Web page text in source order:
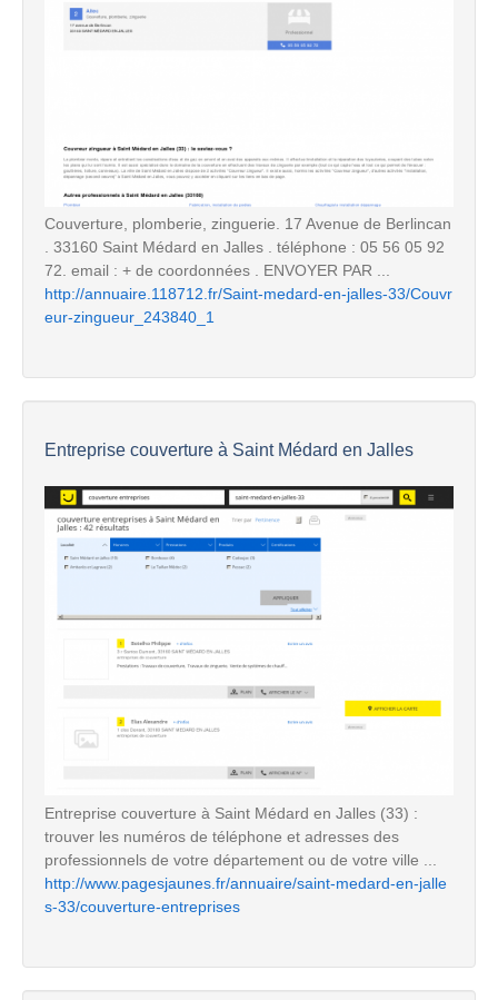
Couverture, plomberie, zinguerie. 17 Avenue de Berlincan
. 33160 Saint Médard en Jalles . téléphone : 05 56 05 92
72. email : + de coordonnées . ENVOYER PAR ...
http://annuaire.118712.fr/Saint-medard-en-jalles-33/Couvr
eur-zingueur_243840_1
Entreprise couverture à Saint Médard en Jalles
Entreprise couverture à Saint Médard en Jalles (33) :
trouver les numéros de téléphone et adresses des
professionnels de votre département ou de votre ville ...
http://www.pagesjaunes.fr/annuaire/saint-medard-en-jalle
s-33/couverture-entreprises